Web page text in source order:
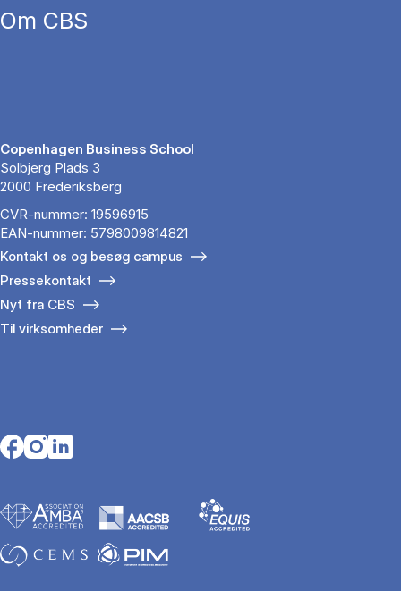
Om CBS
Copenhagen Business School
Solbjerg Plads 3
2000 Frederiksberg
CVR-nummer: 19596915
EAN-nummer: 5798009814821
Kontakt os og besøg campus
Pressekontakt
Nyt fra CBS
Til virksomheder
Opens in a new tab
Opens in a new tab
Opens in a new tab